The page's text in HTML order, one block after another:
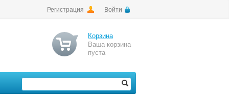
Регистрация Войти
Корзина
Ваша корзина
пуста